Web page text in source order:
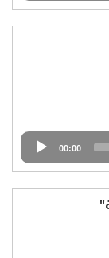
00:00